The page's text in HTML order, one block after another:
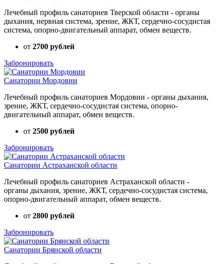
Лечебный профиль санаториев Тверской области - органы
дыхания, нервная система, зрение, ЖКТ, сердечно-сосудистая
система, опорно-двигательный аппарат, обмен веществ.
от 2700 рублей
Забронировать
Санатории Мордовии
Лечебный профиль санаториев Мордовии - органы дыхания,
зрение, ЖКТ, сердечно-сосудистая система, опорно-
двигательный аппарат, обмен веществ.
от 2500 рублей
Забронировать
Санатории Астраханской области
Лечебный профиль санаториев Астраханской области -
органы дыхания, зрение, ЖКТ, сердечно-сосудистая система,
опорно-двигательный аппарат, обмен веществ.
от 2800 рублей
Забронировать
Санатории Брянской области